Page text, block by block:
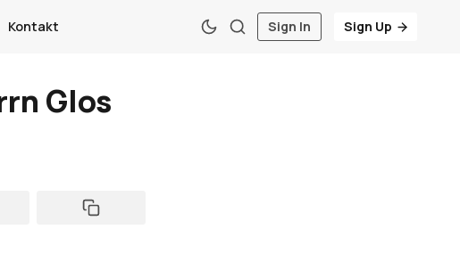
Kontakt Sign In Sign Up
Glos